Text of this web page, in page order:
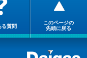
る質問
このページの
先頭に戻る